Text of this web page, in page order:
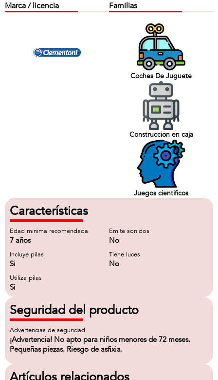
Marca / licencia Familias
Coches De Juguete
Construccion en caja
Juegos cientificos
Características
Edad minima recomendada
7 años
Emite sonidos
No
Incluye pilas
Si
Tiene luces
No
Utiliza pilas
Si
Seguridad del producto
Advertencias de seguridad
¡Advertencia! No apto para niños menores de 72 meses.
Pequeñas piezas. Riesgo de asfixia.